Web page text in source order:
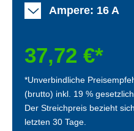
Ampere: 16 A
37,72 €*
*Unverbindliche
(brutto) inkl. 19 %
Der Streichpreis bezieht
letzten 30 Tage.